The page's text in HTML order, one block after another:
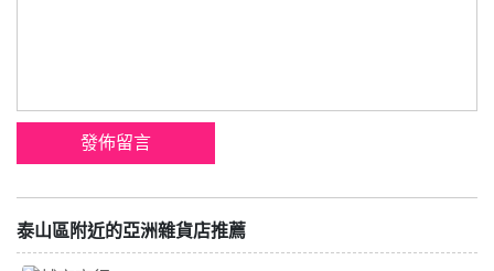
泰山區附近的亞洲雜貨店推薦